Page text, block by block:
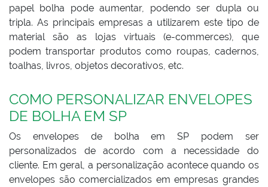
papel bolha pode aumentar, podendo ser dupla ou
tripla. As principais empresas a utilizarem este tipo de
material são as lojas virtuais (e-commerces), que
podem transportar produtos como roupas, cadernos,
toalhas, livros, objetos decorativos, etc.
COMO PERSONALIZAR ENVELOPES
DE BOLHA EM SP
Os envelopes de bolha em SP podem ser
personalizados de acordo com a necessidade do
cliente. Em geral, a personalização acontece quando os
envelopes são comercializados em empresas grandes